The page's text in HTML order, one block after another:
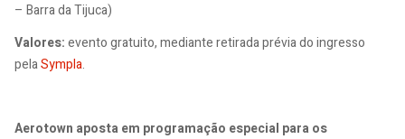
– Barra da Tijuca)
Valores:evento gratuito, mediante retirada prévia do ingresso
pelaSympla.
Aerotown aposta em programação especial para os